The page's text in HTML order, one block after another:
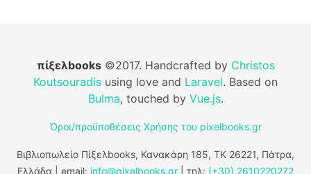
πίξελbooks©2017. Handcrafted by Christos
Koutsouradis using love and Laravel. Based on
Bulma, touched by Vue.js.
Όροι/προϋποθέσεις Χρήσης του pixelbooks.gr
Βιβλιοπωλείο Πίξελbooks, Κανακάρη 185, ΤΚ 26221, Πάτρα,
Ελλάδα | email: info@pixelbooks.gr | τηλ: (+30) 2610220272